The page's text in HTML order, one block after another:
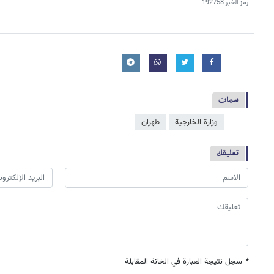
رمز الخبر192758
سمات
وزارة الخارجية طهران
تعليقك
* سجل نتيجة العبارة في الخانة المقابلة